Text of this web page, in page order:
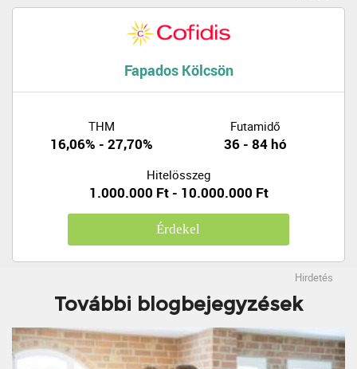
Fapados Kölcsön
THM
16,06% - 27,70%
Futamidő
36 - 84 hó
Hitelösszeg
1.000.000 Ft - 10.000.000 Ft
Érdekel
Hirdetés
További blogbejegyzések